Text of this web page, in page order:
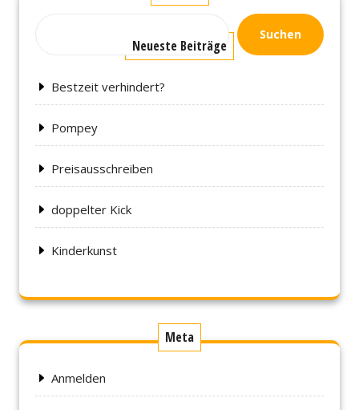
Suchen
Neueste Beiträge
Bestzeit verhindert?
Pompey
Preisausschreiben
doppelter Kick
Kinderkunst
Meta
Anmelden